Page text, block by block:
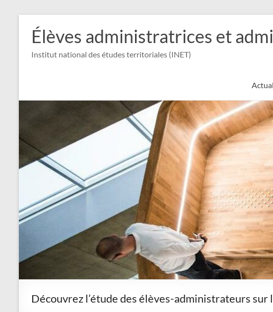
contenuÉlèves administratrices et
Institut national des études territoriales (INET)
Découvrez l’étude des élèves-administrateurs